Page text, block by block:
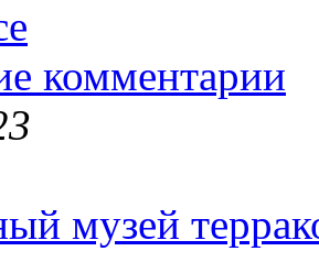
комментарии
музей